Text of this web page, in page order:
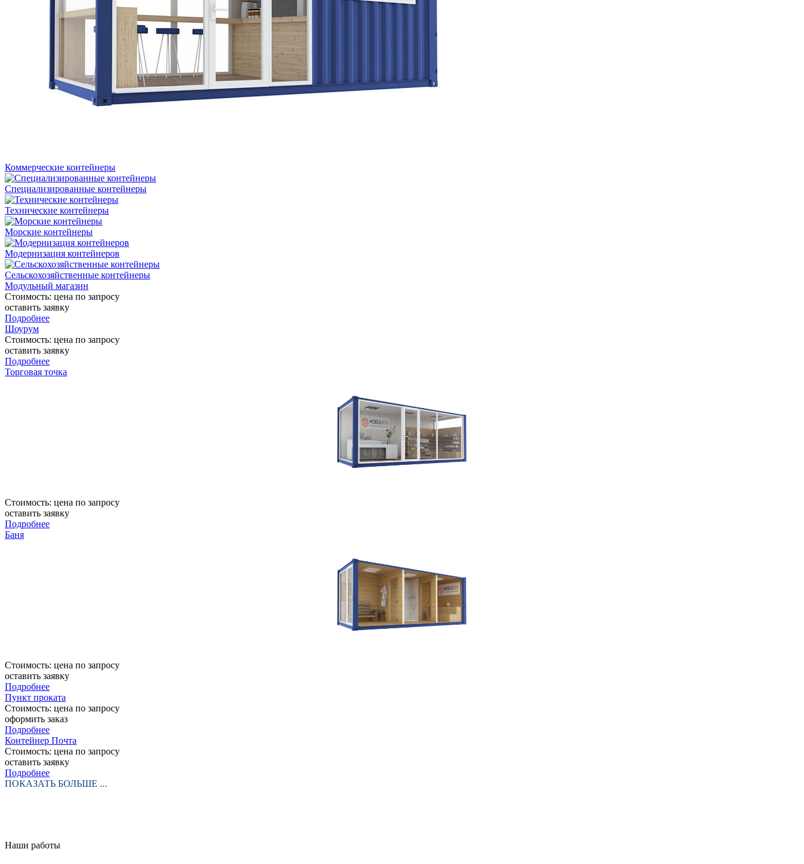
Коммерческие контейнеры
Специализированные контейнеры
Технические контейнеры
Морские контейнеры
Модернизация контейнеров
Сельскохозяйственные контейнеры
Модульный магазин
Стоимость: цена по запросу
оставить заявку
Подробнее
Шоурум
Стоимость: цена по запросу
оставить заявку
Подробнее
Торговая точка
Стоимость: цена по запросу
оставить заявку
Подробнее
Баня
Стоимость: цена по запросу
оставить заявку
Подробнее
Пункт проката
Стоимость: цена по запросу
оформить заказ
Подробнее
Контейнер Почта
Стоимость: цена по запросу
оставить заявку
Подробнее
ПОКАЗАТЬ БОЛЬШЕ ...
Наши работы